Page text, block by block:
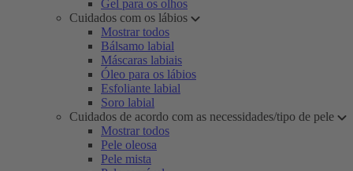
Gel para os olhos
Cuidados com os lábios
Mostrar todos
Bálsamo labial
Máscaras labiais
Óleo para os lábios
Esfoliante labial
Soro labial
Cuidados de acordo com as necessidades/tipo de pele
Mostrar todos
Pele oleosa
Pele mista